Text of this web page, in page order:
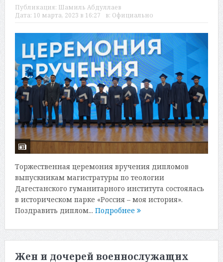
Публикация: Шамиль Абдуллаев
Дата: 10 марта, 2023 в 16:27 в: Официально
Торжественная церемония вручения дипломов
выпускникам магистратуры по теологии
Дагестанского гуманитарного института состоялась
в историческом парке «Россия – моя история».
Поздравить диплом... Подробнее
Жен и дочерей военнослужащих